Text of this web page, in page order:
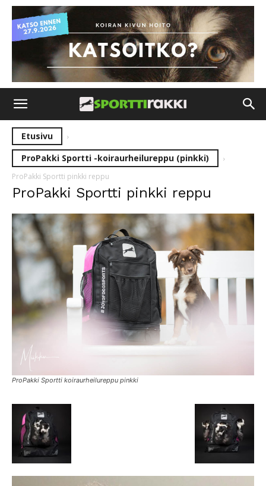
Etusivu
ProPakki Sportti -koiraurheilureppu (pinkki)
ProPakki Sportti pinkki reppu
ProPakki Sportti pinkki reppu
ProPakki Sportti koiraurheilureppu pinkki